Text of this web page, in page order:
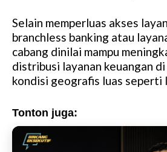
Selain memperluas akses
branchless banking atau
cabang dinilai mampu
distribusi layanan keuangan
kondisi geografis luas seperti
Tonton juga: